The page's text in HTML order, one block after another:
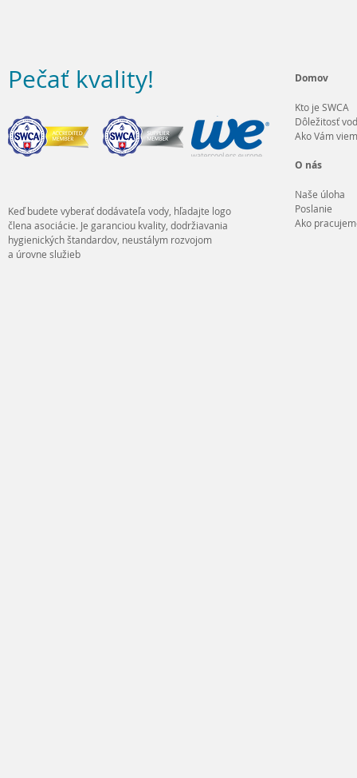
Pečať kvality!
Keď budete vyberať dodávateľa vody, hľadajte logo
člena asociácie. Je garanciou kvality, dodržiavania
hygienických štandardov, neustálym rozvojom
a úrovne služieb
Domov
Kto je SWCA
Dôležitosť
Ako Vám
O nás
Naše úloha
Poslanie
Ako